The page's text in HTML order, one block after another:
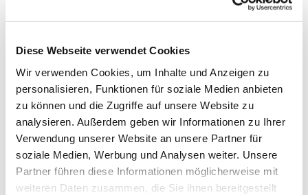
Diese Webseite verwendet Cookies
Wir verwenden Cookies, um Inhalte und Anzeigen zu
personalisieren, Funktionen für soziale Medien anbieten
zu können und die Zugriffe auf unsere Website zu
analysieren. Außerdem geben wir Informationen zu Ihrer
Verwendung unserer Website an unsere Partner für
soziale Medien, Werbung und Analysen weiter. Unsere
Partner führen diese Informationen möglicherweise mit
weiteren Daten zusammen, die Sie ihnen bereitgestellt
© Hochschule Bremerhaven/Silhouette 1
Funktionen:
Professorin für Informatik/Wirtschaftsinformatik,
Director Institute of Artificial Intelligence Methods
and Information Mining (AIM)